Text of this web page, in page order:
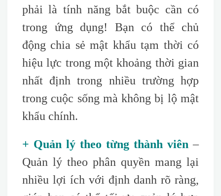
phải là tính năng bắt buộc cần có
trong ứng dụng! Bạn có thể chủ
động chia sẻ mật khẩu tạm thời có
hiệu lực trong một khoảng thời gian
nhất định trong nhiều trường hợp
trong cuộc sống mà không bị lộ mật
khẩu chính.
+ Quản lý theo từng thành viên –
Quản lý theo phân quyền mang lại
nhiều lợi ích với định danh rõ ràng,